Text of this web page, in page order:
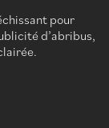
pour
d’abribus,